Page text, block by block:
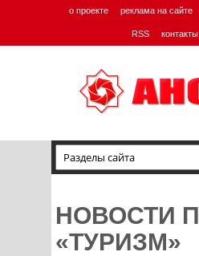
о проекте реклама на сайте
RSS контакты
НОВОСТИ
«ТУРИЗМ»